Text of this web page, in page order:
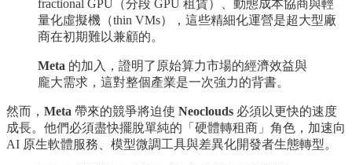
fractional GPU（分段 GPU 租賃）、動態成本協商與輕
量化虛擬機（thin VMs），這些精細化運營是超大型廠
商在初期難以兼顧的。
Meta 的加入，證明了原始算力市場的經濟效益與
龐大需求，這對整個產業是一次強力的背書。
然而， Meta 帶來的競爭將迫使 Neoclouds 必須以更快的速度
成長。他們必須盡快擺脫單純的「硬體轉租商」角色，加速向
AI 原生軟體服務、模型微調工具與差異化開發者生態轉型。